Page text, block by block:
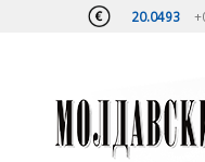
20.0493